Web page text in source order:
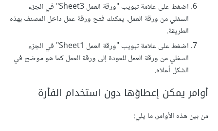
اضغط على علامة تبويب "ورقة العمل Sheet3" في الجزء
السفلي من ورقة العمل. يمكنك فتح ورقة عمل داخل المصنف بهذه
الطريقة.
اضغط على علامة تبويب "ورقة العمل Sheet1" في الجزء
السفلي من ورقة العمل للعودة إلى ورقة العمل كما هو موضح في
الشكل أعلاه.
أوامر يمكن إعطاؤها دون استخدام الفأرة
من بين هذه الأوامر، ما يلي: